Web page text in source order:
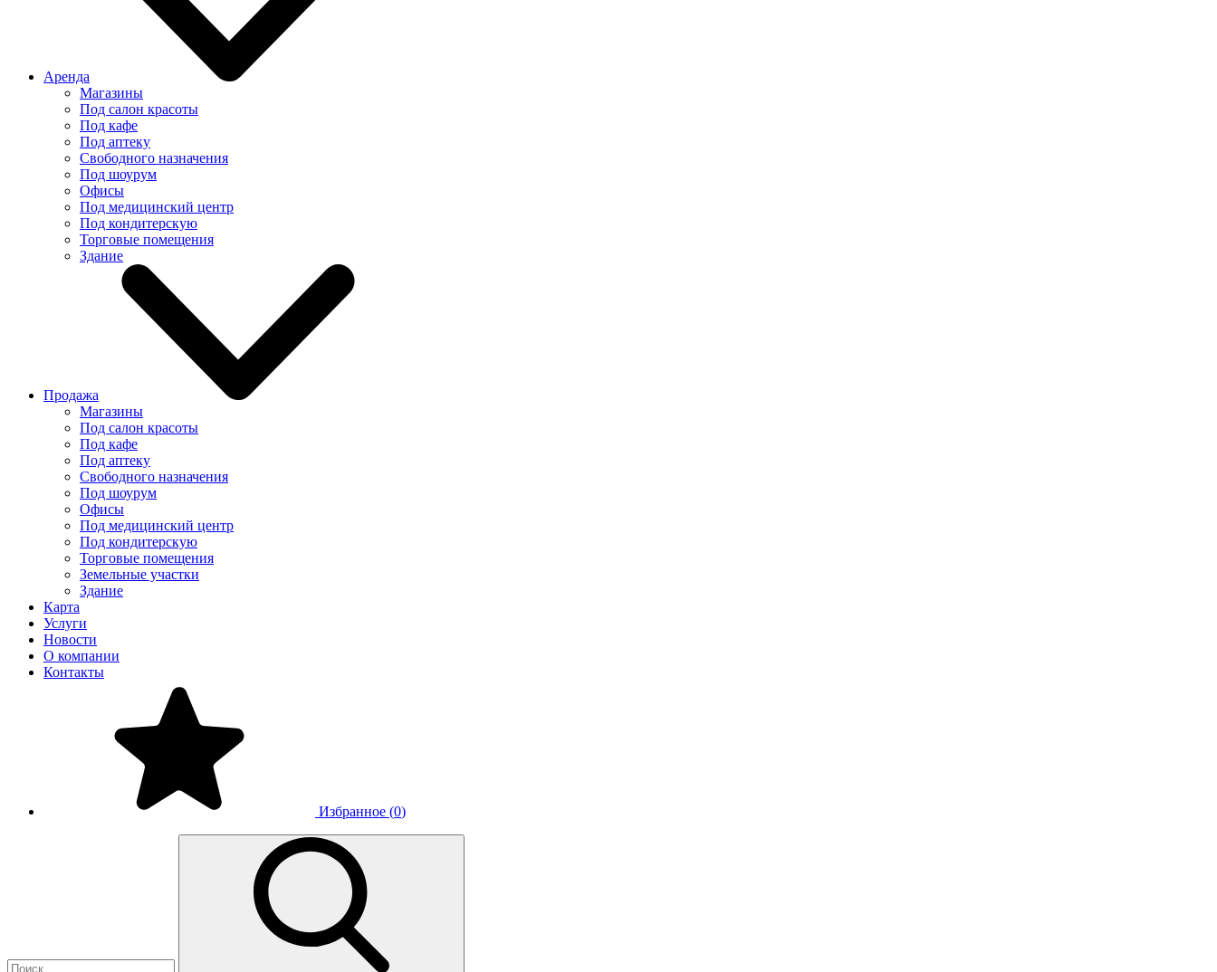
Аренда
Магазины
Под салон красоты
Под кафе
Под аптеку
Свободного назначения
Под шоурум
Офисы
Под медицинский центр
Под кондитерскую
Торговые помещения
Здание
Продажа
Магазины
Под салон красоты
Под кафе
Под аптеку
Свободного назначения
Под шоурум
Офисы
Под медицинский центр
Под кондитерскую
Торговые помещения
Земельные участки
Здание
Карта
Услуги
Новости
О компании
Контакты
Избранное (0)